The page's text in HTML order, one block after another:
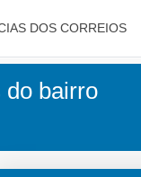
DOS CORREIOS
do bairro